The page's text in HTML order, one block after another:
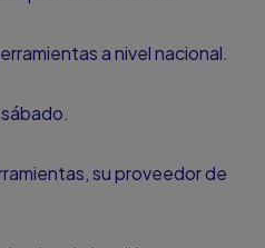
a nivel nacional.
su proveedor de